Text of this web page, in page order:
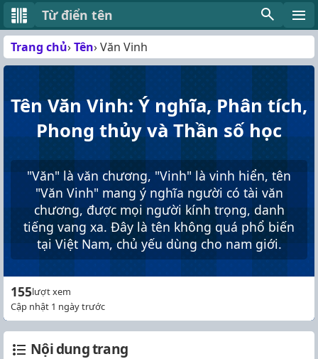
Từ điển tên
Trang chủ Tên Văn Vinh
Tên Văn Vinh: Ý nghĩa, Phân tích,
Phong thủy và Thần số học
"Văn" là văn chương, "Vinh" là vinh hiển, tên
"Văn Vinh" mang ý nghĩa người có tài văn
chương, được mọi người kính trọng, danh
tiếng vang xa. Đây là tên không quá phổ biến
tại Việt Nam, chủ yếu dùng cho nam giới.
155lượt xem
Cập nhật 1 ngày trước
Nội dung trang